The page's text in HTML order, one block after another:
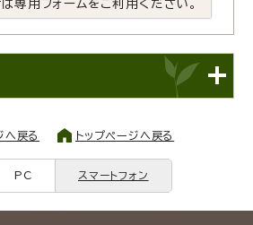
専用フォームをご利用ください。
へ戻る トップページへ戻る
PC スマートフォン